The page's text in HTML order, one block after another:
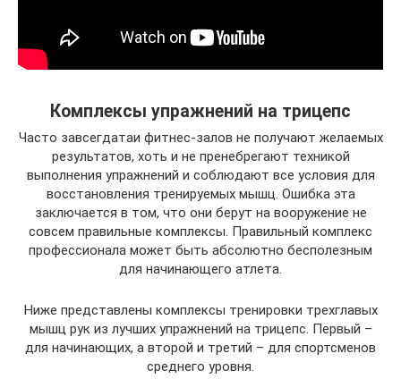
Комплексы упражнений на трицепс
Часто завсегдатаи фитнес-залов не получают желаемых
результатов, хоть и не пренебрегают техникой
выполнения упражнений и соблюдают все условия для
восстановления тренируемых мышц. Ошибка эта
заключается в том, что они берут на вооружение не
совсем правильные комплексы. Правильный комплекс
профессионала может быть абсолютно бесполезным
для начинающего атлета.
Ниже представлены комплексы тренировки трехглавых
мышц рук из лучших упражнений на трицепс. Первый –
для начинающих, а второй и третий – для спортсменов
среднего уровня.